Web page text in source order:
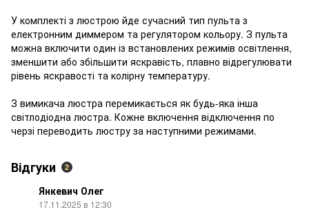
У комплекті з люстрою йде сучасний тип пульта з
електронним диммером та регулятором кольору. З пульта
можна включити один із встановлених режимів освітлення,
зменшити або збільшити яскравість, плавно відрегулювати
рівень яскравості та колірну температуру.
З вимикача люстра перемикається як будь-яка інша
світлодіодна люстра. Кожне включення відключення по
черзі переводить люстру за наступними режимами.
Відгуки 2
Янкевич Олег
17.11.2025 в 12:30